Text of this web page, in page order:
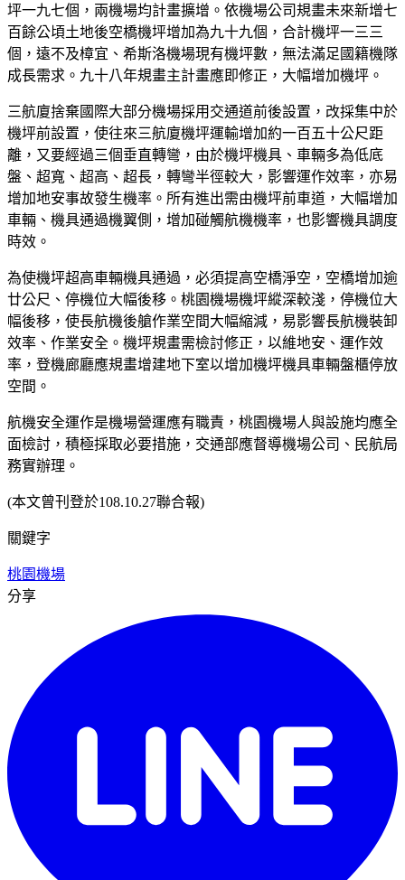
坪一九七個，兩機場均計畫擴增。依機場公司規畫未來新增七
百餘公頃土地後空橋機坪增加為九十九個，合計機坪一三三
個，遠不及樟宜、希斯洛機場現有機坪數，無法滿足國籍機隊
成長需求。九十八年規畫主計畫應即修正，大幅增加機坪。
三航廈捨棄國際大部分機場採用交通道前後設置，改採集中於
機坪前設置，使往來三航廈機坪運輸增加約一百五十公尺距
離，又要經過三個垂直轉彎，由於機坪機具、車輛多為低底
盤、超寬、超高、超長，轉彎半徑較大，影響運作效率，亦易
增加地安事故發生機率。所有進出需由機坪前車道，大幅增加
車輛、機具通過機翼側，增加碰觸航機機率，也影響機具調度
時效。
為使機坪超高車輛機具通過，必須提高空橋淨空，空橋增加逾
廿公尺、停機位大幅後移。桃園機場機坪縱深較淺，停機位大
幅後移，使長航機後艙作業空間大幅縮減，易影響長航機裝卸
效率、作業安全。機坪規畫需檢討修正，以維地安、運作效
率，登機廊廳應規畫增建地下室以增加機坪機具車輛盤櫃停放
空間。
航機安全運作是機場營運應有職責，桃園機場人與設施均應全
面檢討，積極採取必要措施，交通部應督導機場公司、民航局
務實辦理。
(本文曾刊登於108.10.27聯合報)
關鍵字
桃園機場
分享